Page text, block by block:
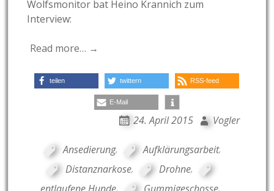
Wolfsmonitor bat Heino Krannich zum
Interview:
Read more… →
teilen twittern RSS-feed
E-Mail
24. April 2015 Vogler
Ansedierung, Aufklärungsarbeit,
Distanznarkose, Drohne,
entlaufene Hunde, Gummigeschosse,